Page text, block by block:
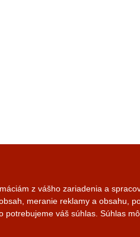
z vášho zariadenia a
meranie reklamy a obsahu,
váš súhlas. Súhlas